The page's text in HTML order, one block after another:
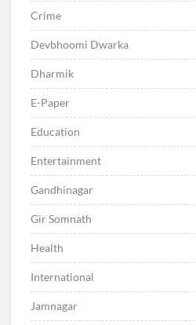
Crime
Devbhoomi Dwarka
Dharmik
E-Paper
Education
Entertainment
Gandhinagar
Gir Somnath
Health
International
Jamnagar